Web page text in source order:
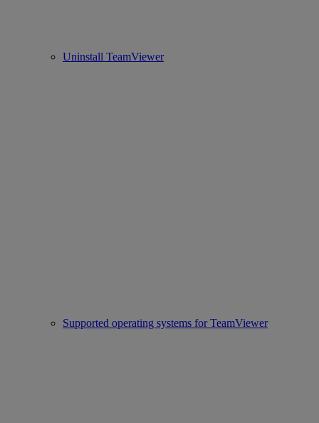
Uninstall TeamViewer
Supported operating systems for TeamViewer